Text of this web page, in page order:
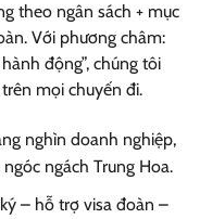
theo ngân sách + mục
Với phương châm:
động”, chúng tôi
mọi chuyến đi.
nghìn doanh nghiệp,
ngách Trung Hoa.
– hỗ trợ visa đoàn –